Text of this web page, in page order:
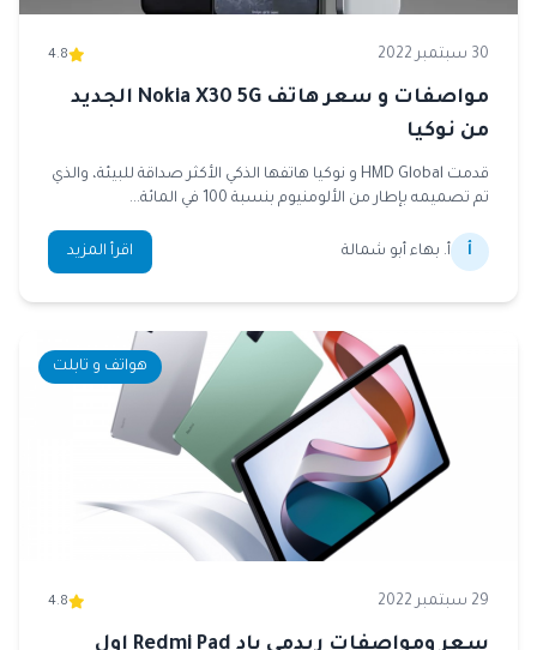
30 سبتمبر 2022 4.8
مواصفات و سعر هاتف Nokia X30 5G الجديد
من نوكيا
قدمت HMD Global و نوكيا هاتفها الذكي الأكثر صداقة للبيئة، والذي
تم تصميمه بإطار من الألومنيوم بنسبة 100 في المائة...
أ أ. بهاء أبو شمالة اقرأ المزيد
هواتف و تابلت
29 سبتمبر 2022 4.8
سعر ومواصفات ريدمي باد Redmi Pad اول